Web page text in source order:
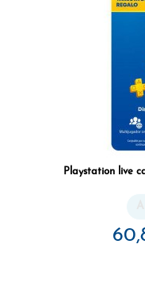
Playstation live